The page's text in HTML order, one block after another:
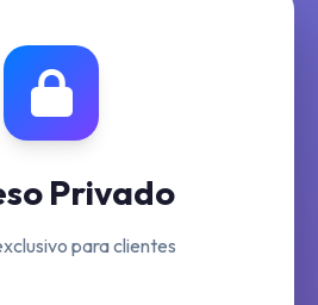
Privado
para clientes